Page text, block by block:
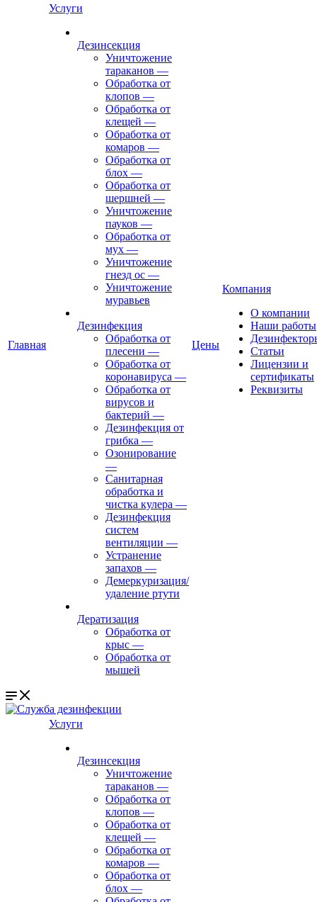
Главная
Услуги
Дезинсекция
Уничтожение
тараканов —
Обработка от
клопов —
Обработка от
клещей —
Обработка от
комаров —
Обработка от
блох —
Обработка от
шершней —
Уничтожение
пауков —
Обработка от
мух —
Уничтожение
гнезд ос —
Уничтожение
муравьев
Дезинфекция
Обработка от
плесени —
Обработка от
коронавируса —
Обработка от
вирусов и
бактерий —
Дезинфекция от
грибка —
Озонирование
—
Санитарная
обработка и
чистка кулера —
Дезинфекция
систем
вентиляции —
Устранение
запахов —
Демеркуризация/
удаление ртути
Дератизация
Обработка от
крыс —
Обработка от
мышей
Цены
Компания
О компании
Наши работы
Статьи
Лицензии и
сертификаты
Реквизиты
Услуги
Дезинсекция
Уничтожение
тараканов —
Обработка от
клопов —
Обработка от
клещей —
Обработка от
комаров —
Обработка от
блох —